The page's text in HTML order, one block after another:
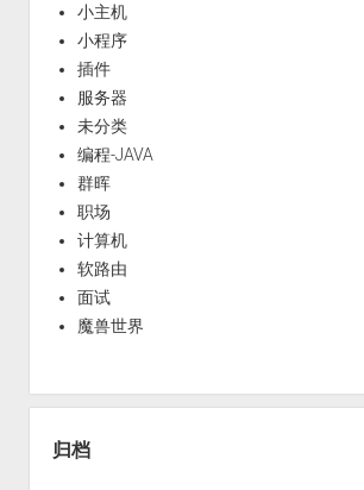
小主机
小程序
插件
服务器
未分类
编程-JAVA
群晖
职场
计算机
软路由
面试
魔兽世界
归档